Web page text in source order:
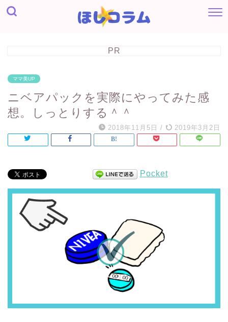
PR
ママ美UP
ニベアパックを実際にやってみた感
想。しっとりする＾＾
2018年11月5日 / 2019年3月2日
Pocket